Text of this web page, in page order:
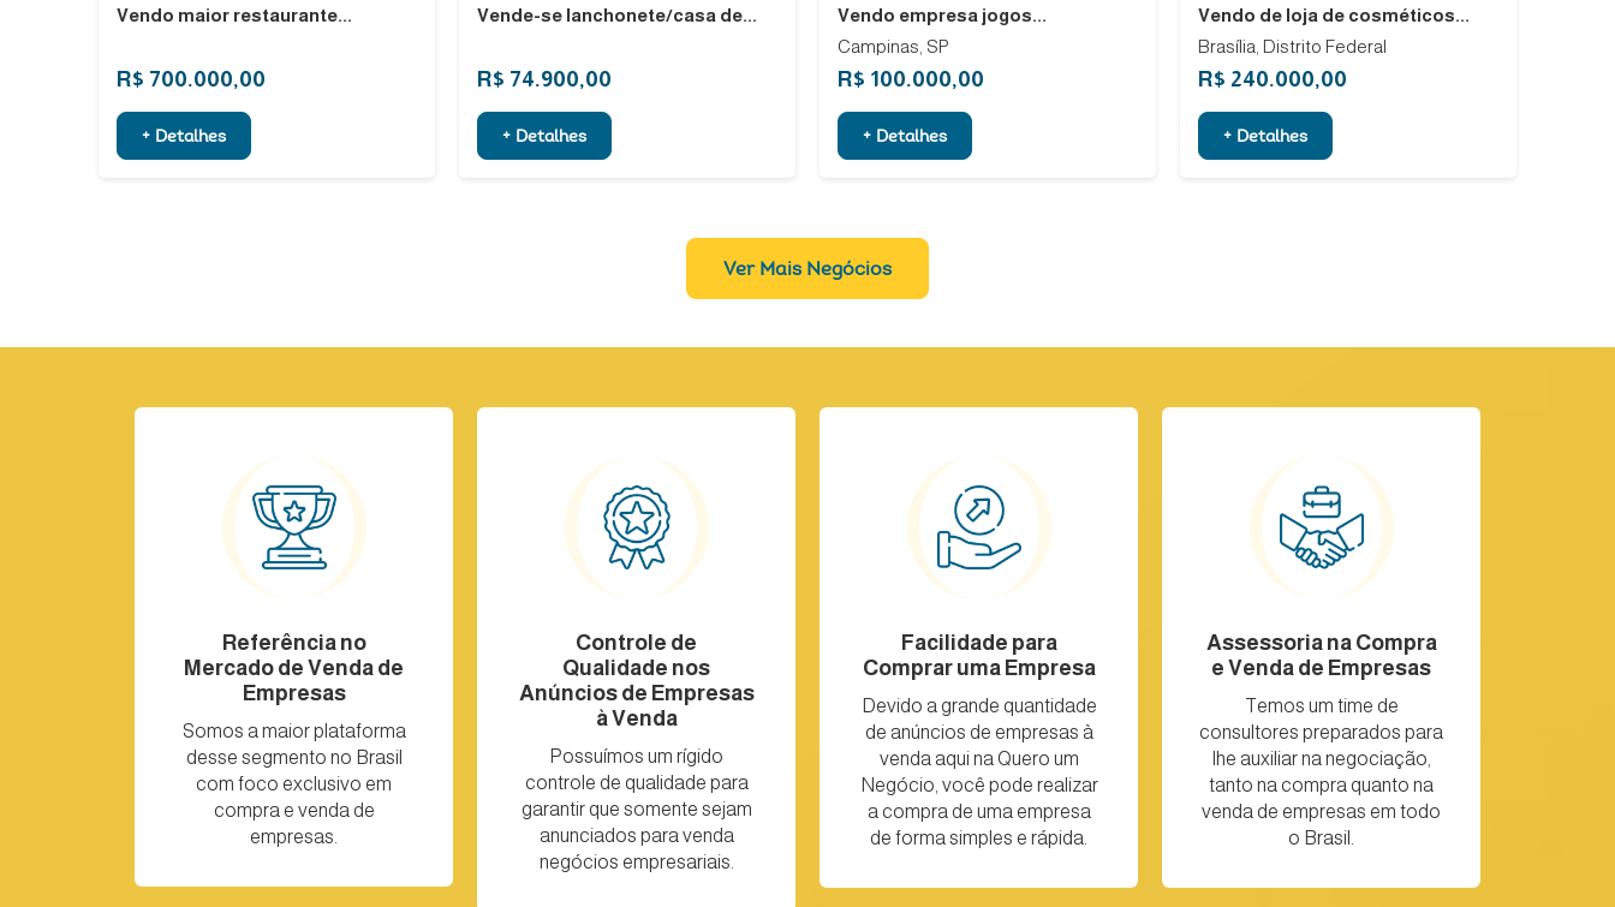
Vendo maior restaurante...
R$ 700.000,00
+ Detalhes
Vende-se lanchonete/casa de...
R$ 74.900,00
+ Detalhes
Vendo empresa jogos...
Campinas, SP
R$ 100.000,00
+ Detalhes
Vendo de loja de cosméticos...
Brasília, Distrito Federal
R$ 240.000,00
+ Detalhes
Ver Mais Negócios
Referência no
Mercado de Venda de
Empresas
Somos a maior plataforma
desse segmento no Brasil
com foco exclusivo em
compra e venda de
empresas.
Controle de
Qualidade nos
Anúncios de Empresas
à Venda
Possuímos um rígido
controle de qualidade para
garantir que somente sejam
anunciados para venda
negócios empresariais.
Facilidade para
Comprar uma Empresa
Devido a grande quantidade
de anúncios de empresas à
venda aqui na Quero um
Negócio, você pode realizar
a compra de uma empresa
de forma simples e rápida.
Assessoria na Compra
e Venda de Empresas
Temos um time de
consultores preparados para
lhe auxiliar na negociação,
tanto na compra quanto na
venda de empresas em todo
o Brasil.